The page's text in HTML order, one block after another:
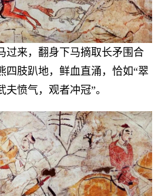
来，翻身下马摘取长矛围合
四肢趴地，鲜血直涌，恰如“翠
愤气，观者冲冠”。